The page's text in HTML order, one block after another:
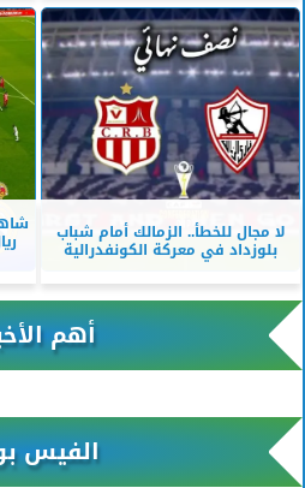
لا مجال للخطأ.. الزمالك أمام شباب
بلوزداد في معركة الكونفدرالية
أهم
الفيس